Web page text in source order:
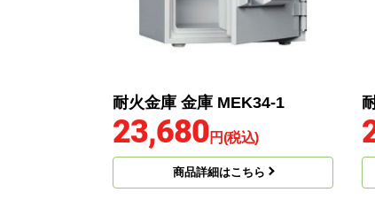
耐火金庫 金庫 MEK34-1
23,680円(税込)
商品詳細はこちら